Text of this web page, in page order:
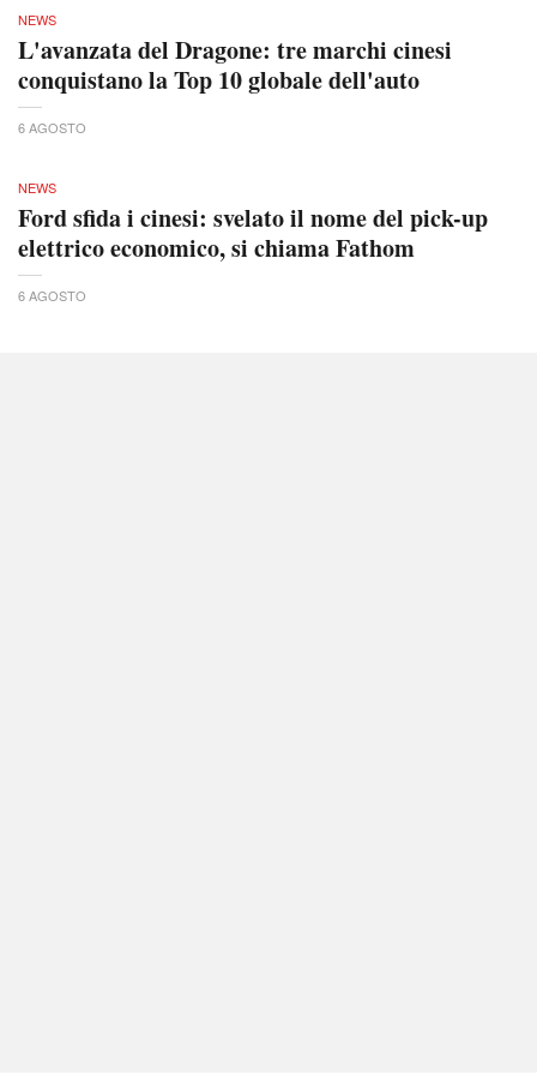
NEWS
L'avanzata del Dragone: tre marchi cinesi
conquistano la Top 10 globale dell'auto
6 AGOSTO
NEWS
Ford sfida i cinesi: svelato il nome del pick-up
elettrico economico, si chiama Fathom
6 AGOSTO